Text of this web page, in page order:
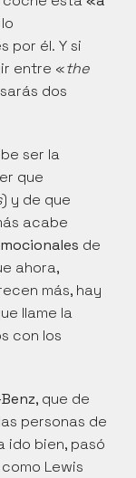
él. Y si
entre «the
dos
ser la
que
) y de que
acabe
de
ahora,
más, hay
llame la
con los
, que de
personas de
ido bien, pasó
Lewis